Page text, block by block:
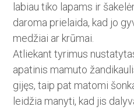
labiau tiko lapams ir
daroma prielaida, kad jo
medžiai ar krūmai.
Atliekant tyrimus
apatinis mamuto
gi­jęs, taip pat matomi
leidžia manyti, kad jis